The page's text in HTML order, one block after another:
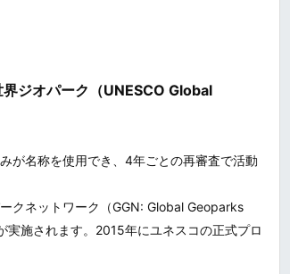
ジオパーク（UNESCO Global
が名称を使用でき、4年ごとの再審査で活動
クネットワーク（GGN: Global Geoparks
施されます。2015年にユネスコの正式プロ